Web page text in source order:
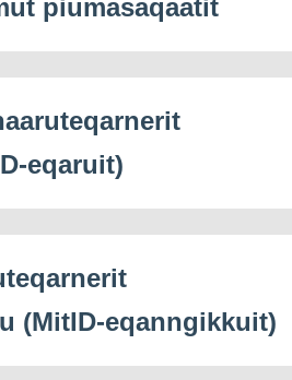
piumasaqaatit
eqaruit)
(MitID-eqanngikkuit)